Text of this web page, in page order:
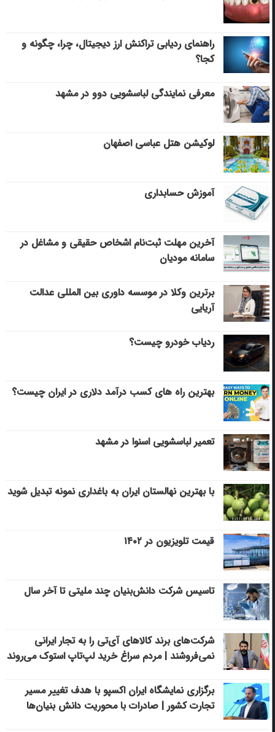
راهنمای ردیابی تراکنش ارز دیجیتال، چرا، چگونه و
کجا؟
معرفی نمایندگی لباسشویی دوو در مشهد
لوکیشن هتل عباسی اصفهان
آموزش حسابداری
آخرین مهلت ثبت‌نام اشخاص حقیقی و مشاغل در
سامانه مودیان
برترین وکلا در موسسه داوری بین المللی عدالت
آریایی
ردیاب خودرو چیست؟
بهترین راه های کسب درآمد دلاری در ایران چیست؟
تعمیر لباسشویی اسنوا در مشهد
با بهترین نهالستان ایران به باغداری نمونه تبدیل شوید
قیمت تلویزیون در ۱۴۰۲
تاسیس شرکت دانش‌بنیان چند ملیتی تا آخر سال
شرکت‌های برند کالاهای آی‌تی را به تجار ایرانی
نمی‌فروشند | مردم سراغ خرید لپ‌تاپ استوک می‌روند
برگزاری نمایشگاه ایران اکسپو با هدف تغییر مسیر
تجارت کشور | صادرات با محوریت دانش بنیان‌ها